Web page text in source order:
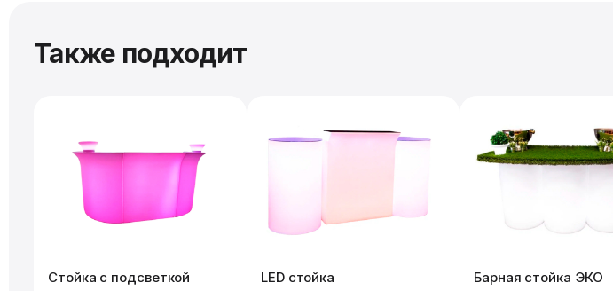
Также подходит
Стойка с подсветкой
LED стойка
Барная стойка ЭКО